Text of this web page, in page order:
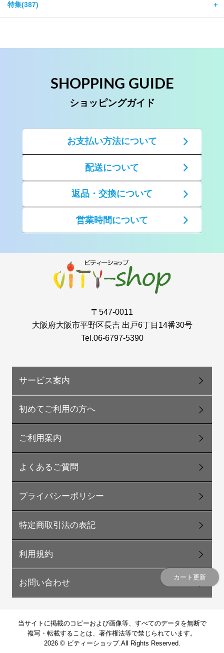
カート更新
特集(387) ＋
SHOPPING GUIDE
ショッピングガイド
お支払い方法について
配送について
返品・交換について
営業時間について
〒547-0011
大阪府大阪市平野区長吉 出戸6丁目14番30号
Tel.06-6797-5390
サービス案内
初めてご利用の方へ
ご利用案内
よくあるご質問
プライバシーポリシー
特定商取引法の表記
利用規約
お問い合わせ
当サイトに掲載のコピーおよび画像等、すべてのデータを無断で
複写・転載することは、著作権法等で禁じられています。
2026© ビティーショップ.All Rights Reserved.